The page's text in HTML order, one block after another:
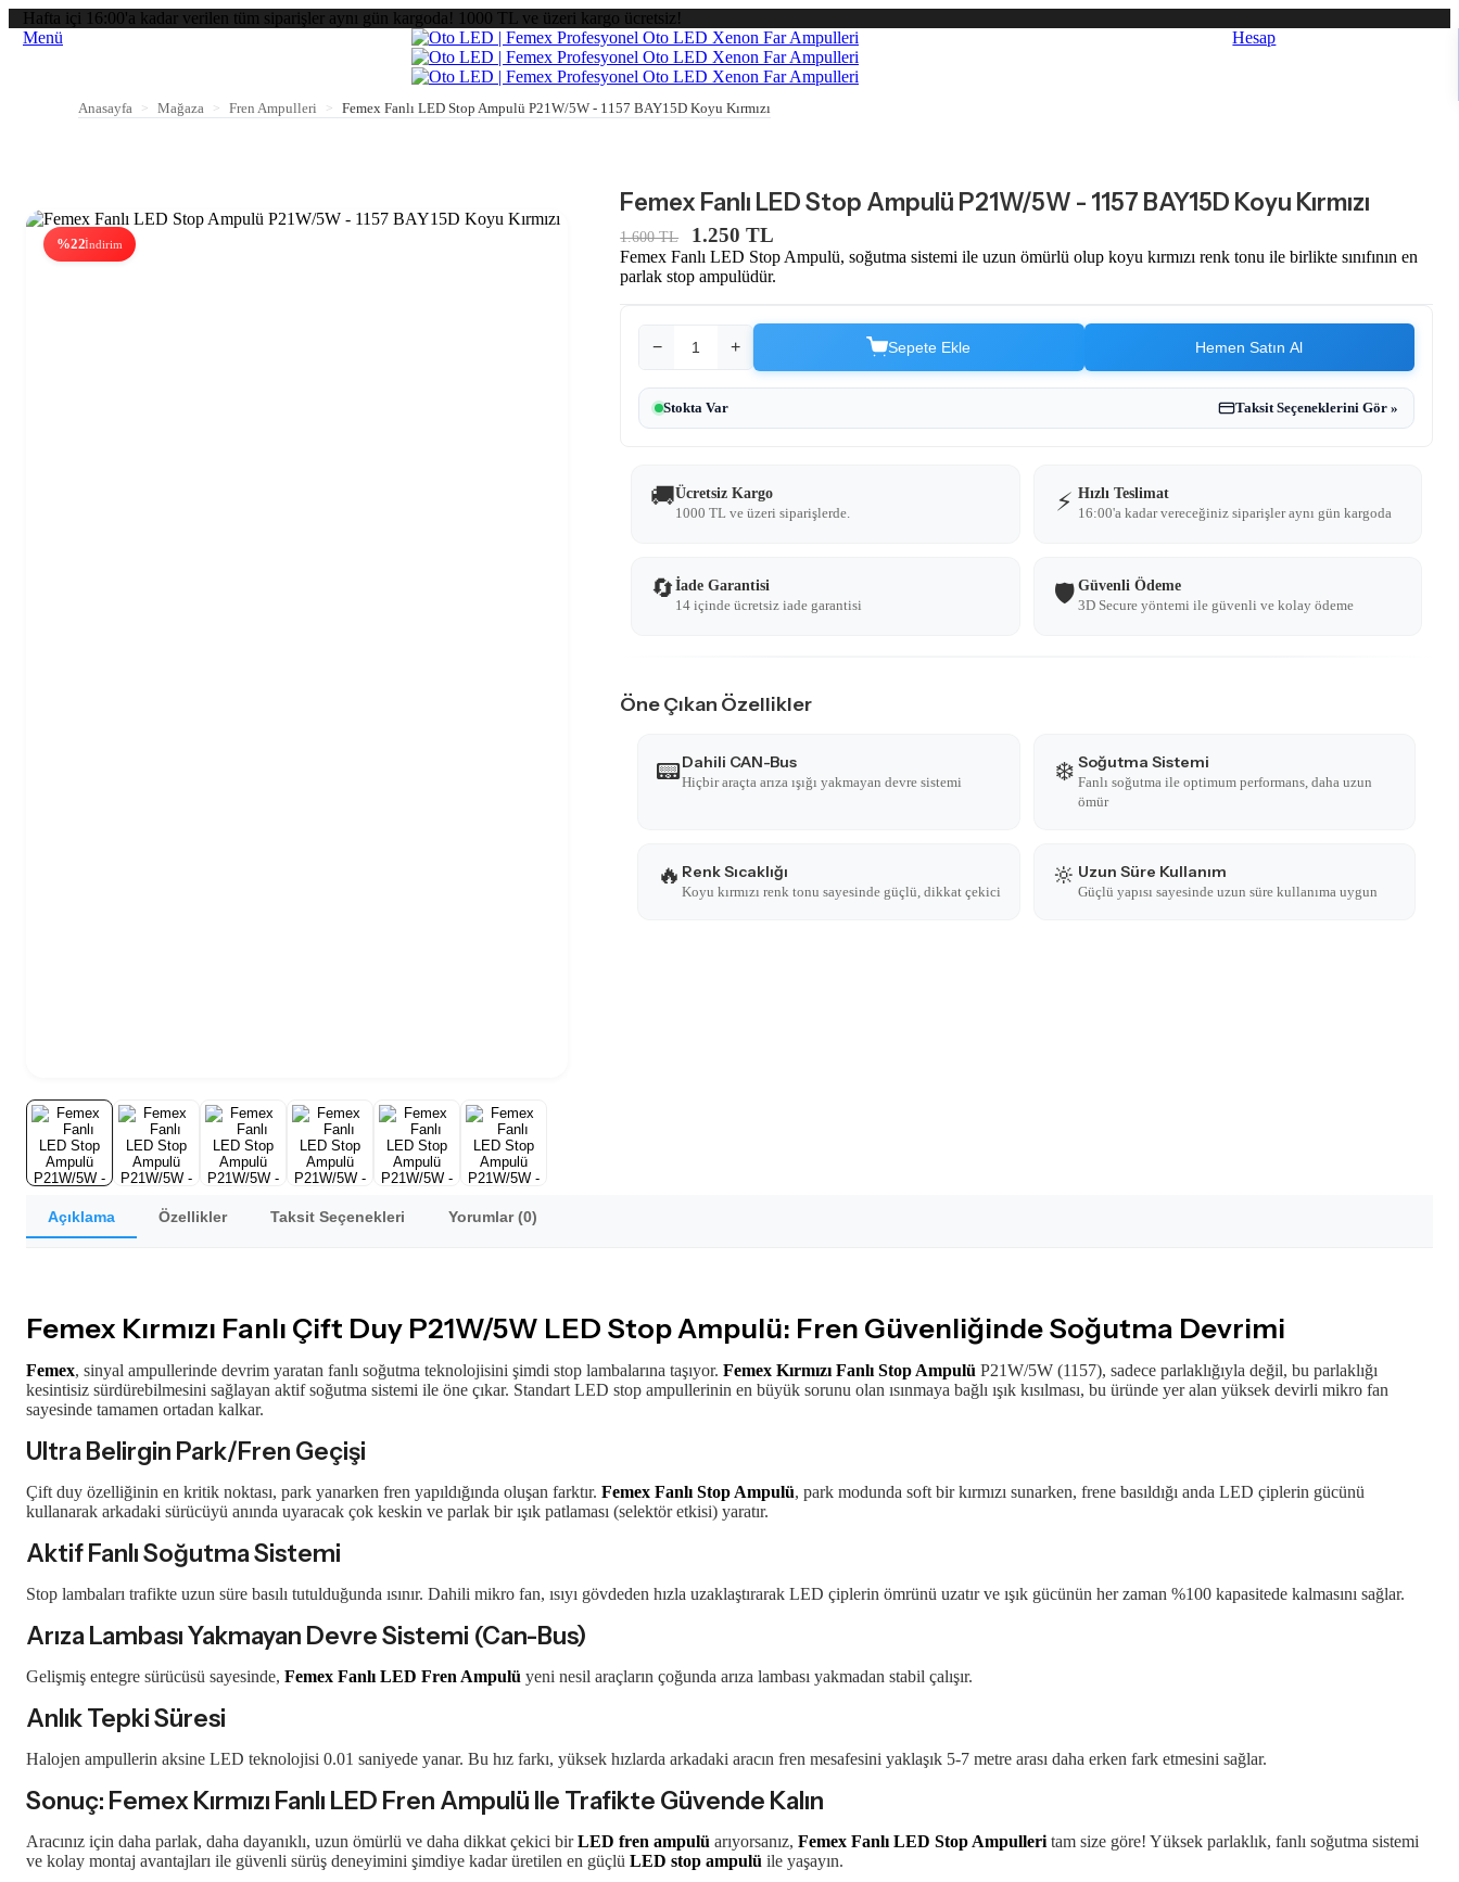
Hafta içi 16:00'a kadar verilen tüm siparişler aynı gün kargoda! 1000 TL ve üzeri kargo ücretsiz!
Menü
Hesap
Anasayfa > Mağaza > Fren Ampulleri > Femex Fanlı LED Stop Ampulü P21W/5W - 1157 BAY15D Koyu Kırmızı
%22İndirim
Femex Fanlı LED Stop Ampulü P21W/5W - 1157 BAY15D Koyu Kırmızı
1.600 TL 1.250 TL
Femex Fanlı LED Stop Ampulü, soğutma sistemi ile uzun ömürlü olup koyu kırmızı renk tonu ile birlikte sınıfının en
parlak stop ampulüdür.
− + Sepete Ekle Hemen Satın Al
Stokta Var Taksit Seçeneklerini Gör »
🚚Ücretsiz Kargo
1000 TL ve üzeri siparişlerde.
⚡ Hızlı Teslimat
16:00'a kadar vereceğiniz siparişler aynı gün kargoda
🔄İade Garantisi
14 içinde ücretsiz iade garantisi
🛡️ Güvenli Ödeme
3D Secure yöntemi ile güvenli ve kolay ödeme
Öne Çıkan Özellikler
📟Dahili CAN-Bus
Hiçbir araçta arıza ışığı yakmayan devre sistemi ❄️ Soğutma Sistemi
Fanlı soğutma ile optimum performans, daha uzun
ömür
🔥 Renk Sıcaklığı
Koyu kırmızı renk tonu sayesinde güçlü, dikkat çekici
🔆 Uzun Süre Kullanım
Güçlü yapısı sayesinde uzun süre kullanıma uygun
Açıklama Özellikler Taksit Seçenekleri Yorumlar (0)
Femex Kırmızı Fanlı Çift Duy P21W/5W LED Stop Ampulü: Fren Güvenliğinde Soğutma Devrimi
Femex, sinyal ampullerinde devrim yaratan fanlı soğutma teknolojisini şimdi stop lambalarına taşıyor. Femex Kırmızı Fanlı Stop Ampulü P21W/5W (1157), sadece parlaklığıyla değil, bu parlaklığı
kesintisiz sürdürebilmesini sağlayan aktif soğutma sistemi ile öne çıkar. Standart LED stop ampullerinin en büyük sorunu olan ısınmaya bağlı ışık kısılması, bu üründe yer alan yüksek devirli mikro fan
sayesinde tamamen ortadan kalkar.
Ultra Belirgin Park/Fren Geçişi
Çift duy özelliğinin en kritik noktası, park yanarken fren yapıldığında oluşan farktır. Femex Fanlı Stop Ampulü, park modunda soft bir kırmızı sunarken, frene basıldığı anda LED çiplerin gücünü
kullanarak arkadaki sürücüyü anında uyaracak çok keskin ve parlak bir ışık patlaması (selektör etkisi) yaratır.
Aktif Fanlı Soğutma Sistemi
Stop lambaları trafikte uzun süre basılı tutulduğunda ısınır. Dahili mikro fan, ısıyı gövdeden hızla uzaklaştırarak LED çiplerin ömrünü uzatır ve ışık gücünün her zaman %100 kapasitede kalmasını sağlar.
Arıza Lambası Yakmayan Devre Sistemi (Can-Bus)
Gelişmiş entegre sürücüsü sayesinde, Femex Fanlı LED Fren Ampulü yeni nesil araçların çoğunda arıza lambası yakmadan stabil çalışır.
Anlık Tepki Süresi
Halojen ampullerin aksine LED teknolojisi 0.01 saniyede yanar. Bu hız farkı, yüksek hızlarda arkadaki aracın fren mesafesini yaklaşık 5-7 metre arası daha erken fark etmesini sağlar.
Sonuç: Femex Kırmızı Fanlı LED Fren Ampulü Ile Trafikte Güvende Kalın
Aracınız için daha parlak, daha dayanıklı, uzun ömürlü ve daha dikkat çekici birLED fren ampulü arıyorsanız, Femex Fanlı LED Stop Ampulleri tam size göre! Yüksek parlaklık, fanlı soğutma sistemi
ve kolay montaj avantajları ile güvenli sürüş deneyimini şimdiye kadar üretilen en güçlü LED stop ampulü ile yaşayın.